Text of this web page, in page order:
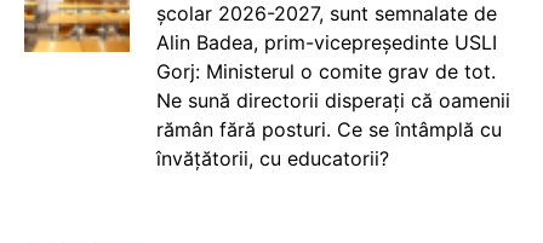
școlar 2026-2027, sunt semnalate de
Alin Badea, prim-vicepreședinte USLI
Gorj: Ministerul o comite grav de tot.
Ne sună directorii disperați că oamenii
rămân fără posturi. Ce se întâmplă cu
învățătorii, cu educatorii?